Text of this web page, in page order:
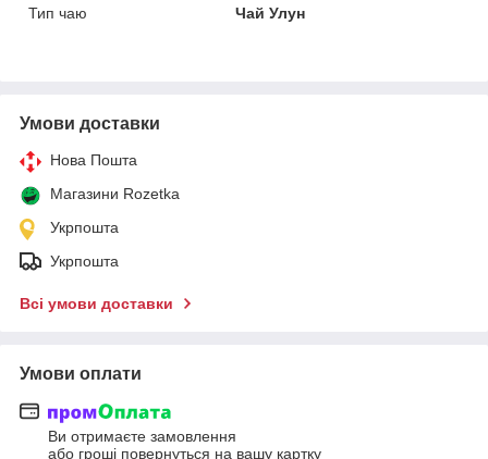
Тип чаю
Чай Улун
Умови доставки
Нова Пошта
Магазини Rozetka
Укрпошта
Укрпошта
Всі умови доставки
Умови оплати
Ви отримаєте замовлення
або гроші повернуться на вашу картку